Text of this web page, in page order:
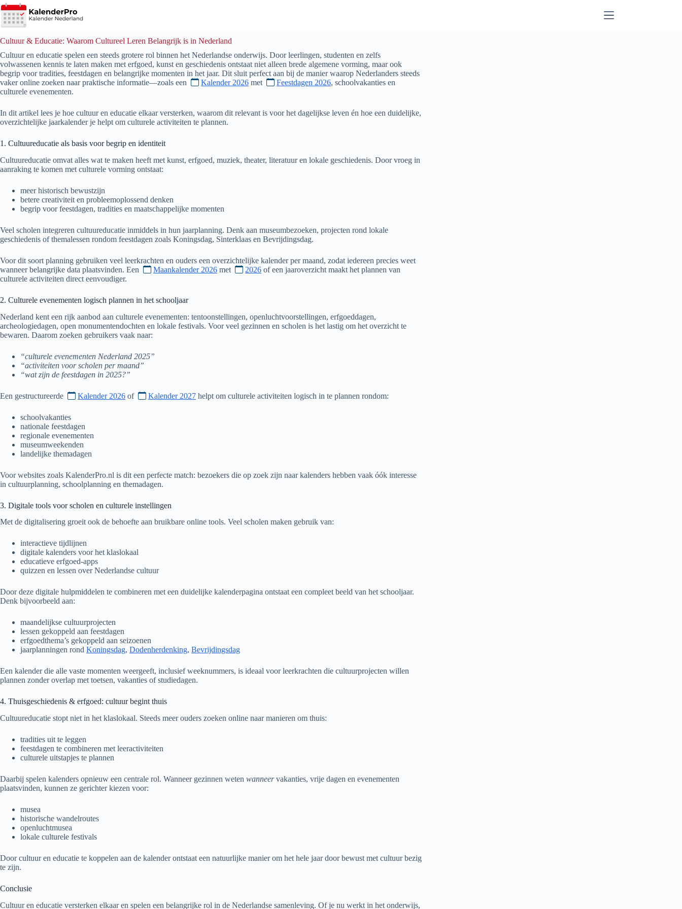
Ga
naar
de
Cultuur & Educatie: Waarom Cultureel Leren Belangrijk is in Nederland
Cultuur en educatie spelen een steeds grotere rol binnen het Nederlandse onderwijs. Door leerlingen, studenten en zelfs
volwassenen kennis te laten maken met erfgoed, kunst en geschiedenis ontstaat niet alleen brede algemene vorming, maar ook
begrip voor tradities, feestdagen en belangrijke momenten in het jaar. Dit sluit perfect aan bij de manier waarop Nederlanders steeds
vaker online zoeken naar praktische informatie—zoals een
Kalender 2026 met Feestdagen 2026, schoolvakanties en
culturele evenementen.
In dit artikel lees je hoe cultuur en educatie elkaar versterken, waarom dit relevant is voor het dagelijkse leven én hoe een duidelijke,
overzichtelijke jaarkalender je helpt om culturele activiteiten te plannen.
1. Cultuureducatie als basis voor begrip en identiteit
Cultuureducatie omvat alles wat te maken heeft met kunst, erfgoed, muziek, theater, literatuur en lokale geschiedenis. Door vroeg in
aanraking te komen met culturele vorming ontstaat:
meer historisch bewustzijn
betere creativiteit en probleemoplossend denken
begrip voor feestdagen, tradities en maatschappelijke momenten
Veel scholen integreren cultuureducatie inmiddels in hun jaarplanning. Denk aan museumbezoeken, projecten rond lokale
geschiedenis of themalessen rondom feestdagen zoals Koningsdag, Sinterklaas en Bevrijdingsdag.
Voor dit soort planning gebruiken veel leerkrachten en ouders een overzichtelijke kalender per maand, zodat iedereen precies weet
wanneer belangrijke data plaatsvinden. Een
Maankalender 2026 met 2026 of een jaaroverzicht maakt het plannen van
culturele activiteiten direct eenvoudiger.
2. Culturele evenementen logisch plannen in het schooljaar
Nederland kent een rijk aanbod aan culturele evenementen: tentoonstellingen, openluchtvoorstellingen, erfgoeddagen,
archeologiedagen, open monumentendochten en lokale festivals. Voor veel gezinnen en scholen is het lastig om het overzicht te
bewaren. Daarom zoeken gebruikers vaak naar:
“culturele evenementen Nederland 2025”
“activiteiten voor scholen per maand”
“wat zijn de feestdagen in 2025?”
Een gestructureerde Kalender 2026 of Kalender 2027 helpt om culturele activiteiten logisch in te plannen rondom:
schoolvakanties
nationale feestdagen
regionale evenementen
museumweekenden
landelijke themadagen
Voor websites zoals KalenderPro.nl is dit een perfecte match: bezoekers die op zoek zijn naar kalenders hebben vaak óók interesse
in cultuurplanning, schoolplanning en themadagen.
3. Digitale tools voor scholen en culturele instellingen
Met de digitalisering groeit ook de behoefte aan bruikbare online tools. Veel scholen maken gebruik van:
interactieve tijdlijnen
digitale kalenders voor het klaslokaal
educatieve erfgoed-apps
quizzen en lessen over Nederlandse cultuur
Door deze digitale hulpmiddelen te combineren met een duidelijke kalenderpagina ontstaat een compleet beeld van het schooljaar.
Denk bijvoorbeeld aan:
maandelijkse cultuurprojecten
lessen gekoppeld aan feestdagen
erfgoedthema’s gekoppeld aan seizoenen
jaarplanningen rond Koningsdag, Dodenherdenking, Bevrijdingsdag
Een kalender die alle vaste momenten weergeeft, inclusief weeknummers, is ideaal voor leerkrachten die cultuurprojecten willen
plannen zonder overlap met toetsen, vakanties of studiedagen.
4. Thuisgeschiedenis & erfgoed: cultuur begint thuis
Cultuureducatie stopt niet in het klaslokaal. Steeds meer ouders zoeken online naar manieren om thuis:
tradities uit te leggen
feestdagen te combineren met leeractiviteiten
culturele uitstapjes te plannen
Daarbij spelen kalenders opnieuw een centrale rol. Wanneer gezinnen weten wanneervakanties, vrije dagen en evenementen
plaatsvinden, kunnen ze gerichter kiezen voor:
musea
historische wandelroutes
openluchtmusea
lokale culturele festivals
Door cultuur en educatie te koppelen aan de kalender ontstaat een natuurlijke manier om het hele jaar door bewust met cultuur bezig
te zijn.
Conclusie
Cultuur en educatie versterken elkaar en spelen een belangrijke rol in de Nederlandse samenleving. Of je nu werkt in het onderwijs,